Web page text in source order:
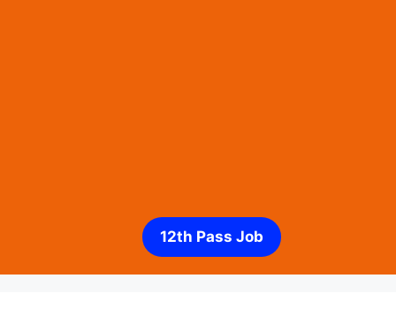
12th Pass Job